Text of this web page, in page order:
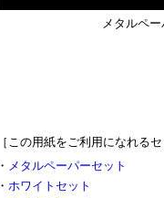
メタルペ
［この用紙をご利用になれる
・ メタルペーパーセット
・ ホワイトセット